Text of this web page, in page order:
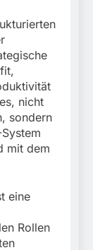
nicht
sondern
mit dem
eine
Rollen